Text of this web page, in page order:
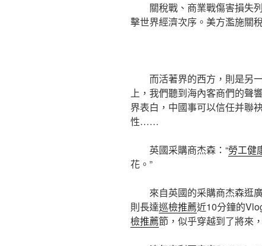
關稅戰、商業戰傷害損失
擊世界經濟次序。美方濫施關
而活著界的西方，則是另
上，我們聽到海內客商們的聲
界表白，中國事可以信任并聯
性……
英國采購商杰森：“勞工健
花。”
來自英國的采購商杰森逛
則長達巡檢推薦近10分鐘的
檢推薦節，似乎穿越到了將來